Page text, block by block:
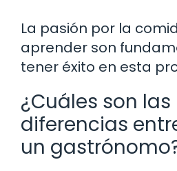
La pasión por la
aprender son
tener éxito en esta
¿Cuáles son
diferencias
un